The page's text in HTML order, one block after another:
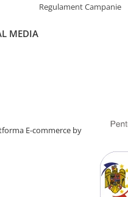
Regulament Campanie
MEDIA
E-commerce by